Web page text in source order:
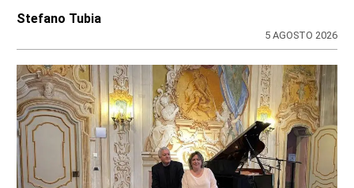
Stefano Tubia
5 AGOSTO 2026